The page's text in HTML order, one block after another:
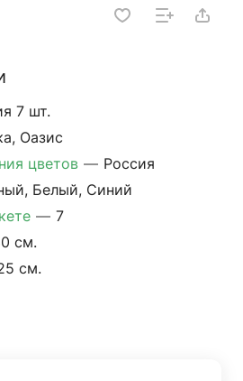
7 шт.
Оазис
цветов — Россия
Белый, Синий
— 7
см.
см.